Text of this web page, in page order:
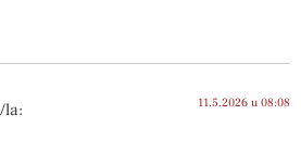
la: 11.5.2026 u 08:08